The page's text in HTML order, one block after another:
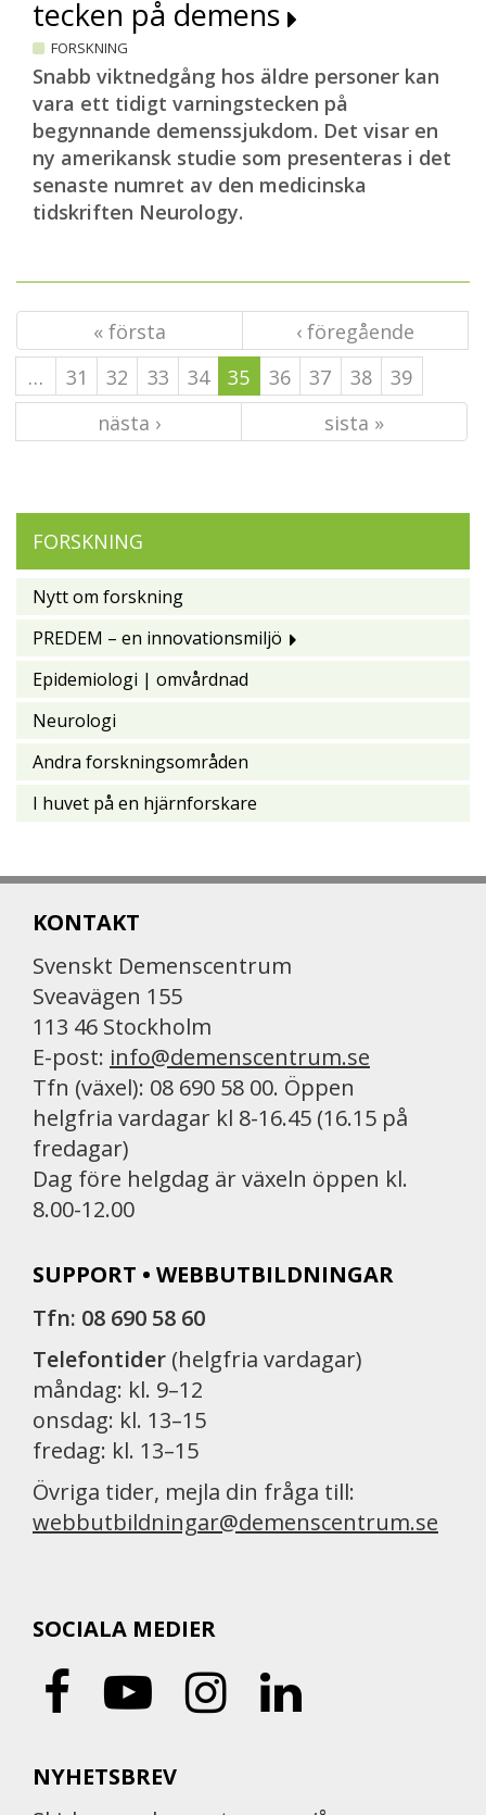
tecken på demens
FORSKNING
Snabb viktnedgång hos äldre personer kan
vara ett tidigt varningstecken på
begynnande demenssjukdom. Det visar en
ny amerikansk studie som presenteras i det
senaste numret av den medicinska
tidskriften Neurology.
« första
‹ föregående
…
31 32 33 34 35 36 37 38
39
nästa ›
sista »
FORSKNING
Nytt om forskning
PREDEM – en innovationsmiljö
Epidemiologi | omvårdnad
Neurologi
Andra forskningsområden
I huvet på en hjärnforskare
KONTAKT
Svenskt Demenscentrum
Sveavägen 155
113 46 Stockholm
E-post: info@demenscentrum.se
Tfn (växel): 08 690 58 00. Öppen
helgfria vardagar kl 8-16.45 (16.15 på
fredagar)
Dag före helgdag är växeln öppen kl.
8.00-12.00
SUPPORT • WEBBUTBILDNINGAR
Tfn: 08 690 58 60
Telefontider (helgfria vardagar)
måndag: kl. 9–12
onsdag: kl. 13–15
fredag: kl. 13–15
Övriga tider, mejla din fråga till:
webbutbildningar@demenscentrum.se
SOCIALA MEDIER
NYHETSBREV